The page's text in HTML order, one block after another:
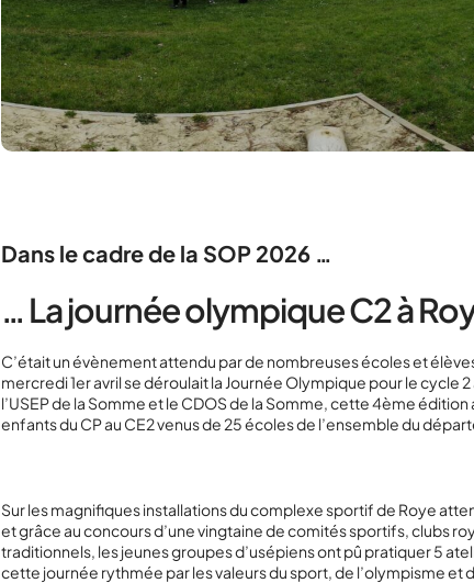
Dans le cadre de la SOP 2026 …
… La journée olympique C2 à
C’était un évènement attendu par de nombreuses écoles et élèves
mercredi 1er avril se déroulait la Journée Olympique pour le cycle
l’USEP de la Somme et le CDOS de la Somme, cette 4ème
enfants du CP au CE2 venus de 25 écoles de l’ensemble du
Sur les magnifiques installations du complexe sportif de Roye
et grâce au concours d’une vingtaine de comités sportifs, clubs
traditionnels, les jeunes groupes d’usépiens ont pû pratiquer 5
cette journée rythmée par les valeurs du sport, de l’olympisme et